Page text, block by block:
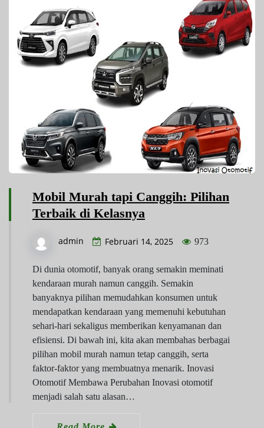
Mobil Murah tapi Canggih: Pilihan
Terbaik di Kelasnya
admin Februari 14, 2025 973
Di dunia otomotif, banyak orang semakin meminati
kendaraan murah namun canggih. Semakin
banyaknya pilihan memudahkan konsumen untuk
mendapatkan kendaraan yang memenuhi kebutuhan
sehari-hari sekaligus memberikan kenyamanan dan
efisiensi. Di bawah ini, kita akan membahas berbagai
pilihan mobil murah namun tetap canggih, serta
faktor-faktor yang membuatnya menarik. Inovasi
Otomotif Membawa Perubahan Inovasi otomotif
menjadi salah satu alasan…